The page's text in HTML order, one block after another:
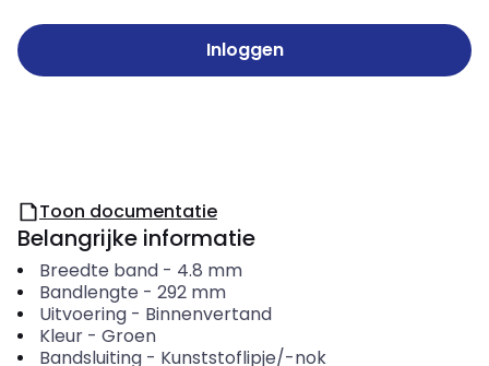
Inloggen
Toon documentatie
Belangrijke informatie
Breedte band- 4.8 mm
Bandlengte - 292 mm
Uitvoering- Binnenvertand
Kleur- Groen
Bandsluiting- Kunststoflipje/-nok